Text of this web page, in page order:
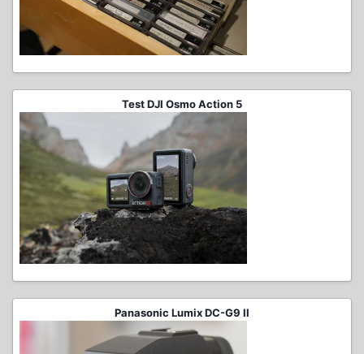
Test DJI Osmo Action 5
Panasonic Lumix DC-G9 II